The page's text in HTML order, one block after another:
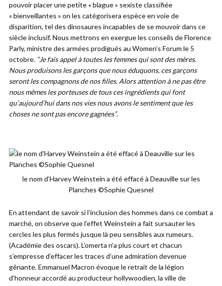
pouvoir placer une petite « blague » sexiste classifiée
« bienveillantes » on les catégorisera espèce en voie de
disparition, tel des dinosaures incapables de se mouvoir dans ce
siècle inclusif. Nous mettrons en exergue les conseils de Florence
Parly, ministre des armées prodigués au Women’s Forum le 5
octobre. “Je fais appel à toutes les femmes qui sont des mères.
Nous produisons les garçons que nous éduquons, ces garçons
seront les compagnons de nos filles. Alors attention à ne pas être
nous mêmes les porteuses de tous ces ingrédients qui font
qu’aujourd’hui dans nos vies nous avons le sentiment que les
choses ne sont pas encore gagnées”.
le nom d’Harvey Weinstein a été effacé à Deauville sur les
Planches ©Sophie Quesnel
En attendant de savoir si l’inclusion des hommes dans ce combat a
marché, on observe que l’effet Weinstein a fait sursauter les
cercles les plus fermés jusque là peu sensibles aux rumeurs.
(Académie des oscars). L’omerta n’a plus court et chacun
s’empresse d’effacer les traces d’une admiration devenue
gênante. Emmanuel Macron évoque le retrait de la légion
d’honneur accordé au producteur hollywoodien, la ville de